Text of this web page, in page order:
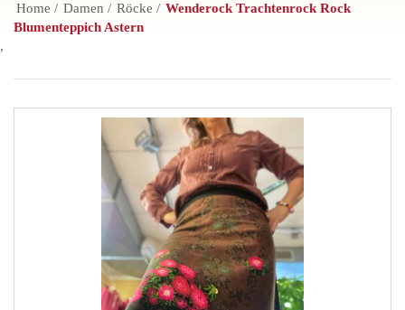
Home Damen Röcke
Wenderock Trachtenrock Rock
Blumenteppich Astern
,